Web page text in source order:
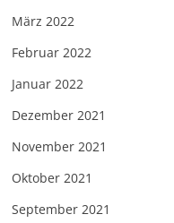
März 2022
Februar 2022
Januar 2022
Dezember 2021
November 2021
Oktober 2021
September 2021